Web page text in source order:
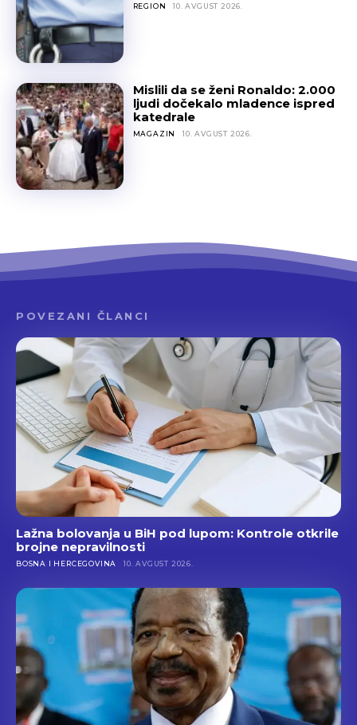
REGION 10. AVGUST 2026.
Mislili da se ženi Ronaldo: 2.000
ljudi dočekalo mladence ispred
katedrale
MAGAZIN 10. AVGUST 2026.
POVEZANI ČLANCI
Lažna bolovanja u BiH pod lupom: Kontrole otkrile
brojne nepravilnosti
BOSNA I HERCEGOVINA 10. AVGUST 2026.